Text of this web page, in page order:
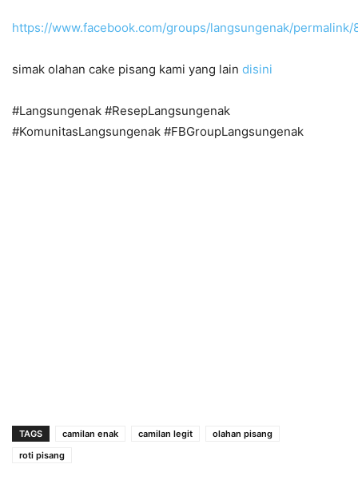
https://www.facebook.com/groups/langsungenak/
simak olahan cake pisang kami yang lain disini
#Langsungenak #ResepLangsungenak
#KomunitasLangsungenak #FBGroupLangsungenak
TAGS camilan enak camilan legit
olahan pisang
roti pisang